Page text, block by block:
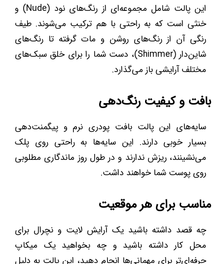
این پالت شامل مجموعه‌ای از رنگ‌های نود (Nude) و
خنثی است که به راحتی با هم ترکیب می‌شوند. طیف
رنگی آن از رنگ‌های روشن و مات گرفته تا رنگ‌های
شاین‌دار (Shimmer)، دست شما را برای خلق سبک‌های
مختلف آرایشی باز می‌گذارد.
بافت و کیفیت رنگ‌دهی
سایه‌های این پالت بافت پودری نرم و پیگمنت‌دهی
بسیار خوبی دارند. این سایه‌ها به راحتی روی پلک
می‌نشینند، ریزش ندارند و در طول روز ماندگاری مطلوبی
روی پوست شما خواهند داشت.
مناسب برای هر موقعیت
چه قصد داشته باشید یک آرایش لایت و نچرال برای
محل کار داشته باشید و چه بخواهید یک میکاپ
حرفه‌ای‌تر برای مهمانی‌ها انجام دهید، این پالت به دلیل